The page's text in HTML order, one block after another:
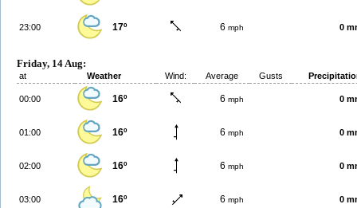
23:00 17º 6 mph 0
Friday, 14 Aug:
at Weather Wind: Average Gusts
00:00 16º 6 mph 0
01:00 16º 6 mph 0
02:00 16º 6 mph 0
03:00 16º 6 mph 0